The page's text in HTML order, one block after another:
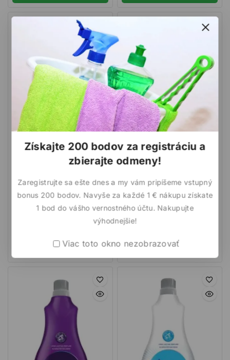
Therapy aviváž 1440ml na
60 pracích dávok
Pridať do košíka
Dynamic aviváž 1440ml na
60 pracích dávok
0
3,84
Pridať do košíka
Získajte 200 bodov za registráciu a
zbierajte odmeny!
Zaregistrujte sa ešte dnes a my vám pripíšeme vstupný
bonus 200 bodov. Navyše za každé 1 € nákupu získate
1 bod do vášho vernostného účtu. Nakupujte
výhodnejšie!
Viac toto okno nezobrazovať